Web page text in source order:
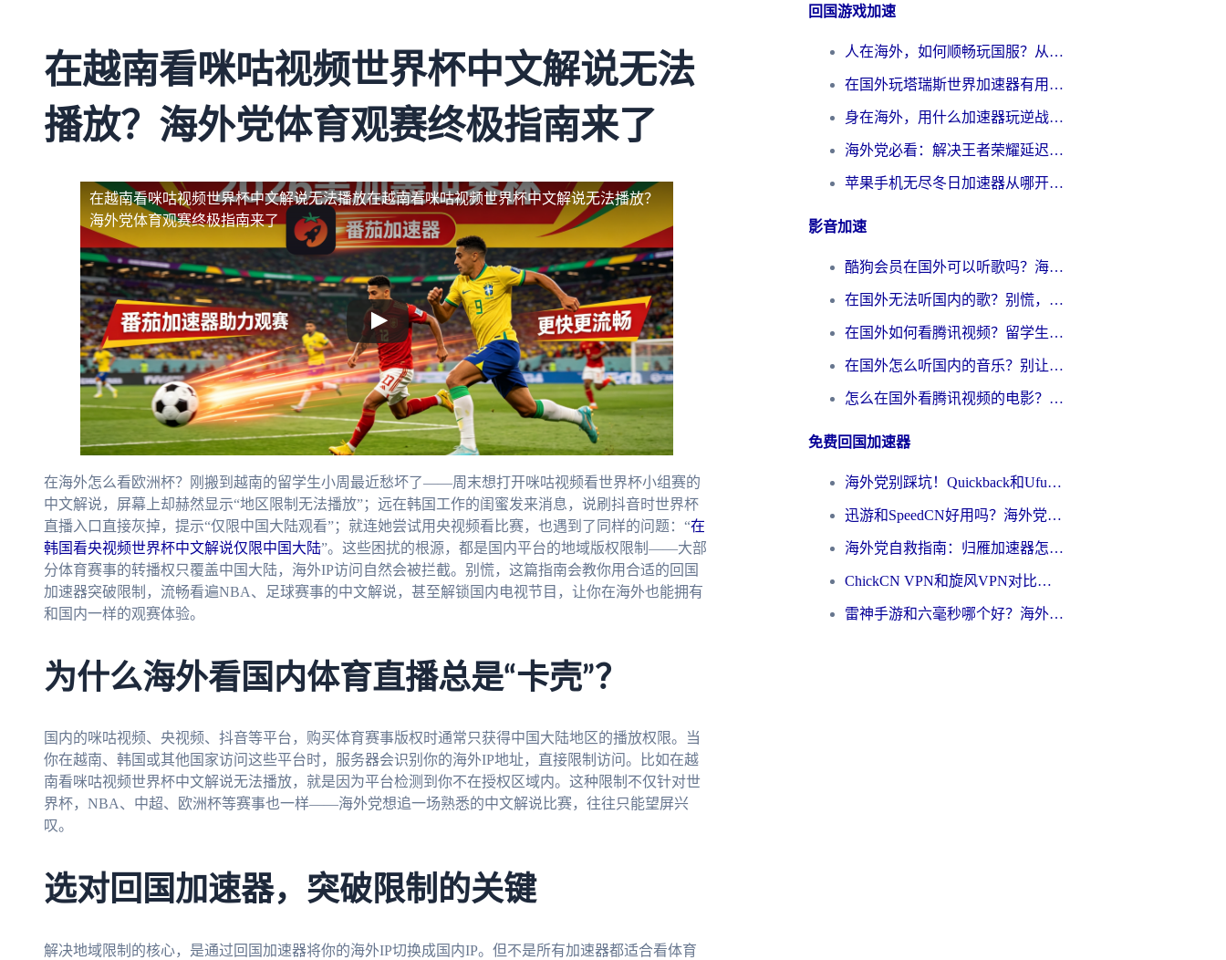
在越南看咪咕视频世界杯中文解说无法
播放？海外党体育观赛终极指南来了
在越南看咪咕视频世界杯中文解说无法播放在越南看咪咕视频世界杯中文解说无法播放？
海外党体育观赛终极指南来了
在海外怎么看欧洲杯？刚搬到越南的留学生小周最近愁坏了——周末想打开咪咕视频看世界杯小组赛的
中文解说，屏幕上却赫然显示“地区限制无法播放”；远在韩国工作的闺蜜发来消息，说刷抖音时世界杯
直播入口直接灰掉，提示“仅限中国大陆观看”；就连她尝试用央视频看比赛，也遇到了同样的问题：“在
韩国看央视频世界杯中文解说仅限中国大陆”。这些困扰的根源，都是国内平台的地域版权限制——大部
分体育赛事的转播权只覆盖中国大陆，海外IP访问自然会被拦截。别慌，这篇指南会教你用合适的回国
加速器突破限制，流畅看遍NBA、足球赛事的中文解说，甚至解锁国内电视节目，让你在海外也能拥有
和国内一样的观赛体验。
为什么海外看国内体育直播总是“卡壳”？
国内的咪咕视频、央视频、抖音等平台，购买体育赛事版权时通常只获得中国大陆地区的播放权限。当
你在越南、韩国或其他国家访问这些平台时，服务器会识别你的海外IP地址，直接限制访问。比如在越
南看咪咕视频世界杯中文解说无法播放，就是因为平台检测到你不在授权区域内。这种限制不仅针对世
界杯，NBA、中超、欧洲杯等赛事也一样——海外党想追一场熟悉的中文解说比赛，往往只能望屏兴
叹。
选对回国加速器，突破限制的关键
解决地域限制的核心，是通过回国加速器将你的海外IP切换成国内IP。但不是所有加速器都适合看体育
回国游戏加速
人在海外，如何顺畅玩国服？从《王者荣耀》到《云图计划》的加速器终极指南
在国外玩塔瑞斯世界加速器有用吗？海外玩家亲测后的真实答案
身在海外，用什么加速器玩逆战才能告别延迟？
海外党必看：解决王者荣耀延迟的加速器终极指南——从EVE到猫和老鼠，一个工具全搞定
苹果手机无尽冬日加速器从哪开启？海外玩家的冬日生存指南
影音加速
酷狗会员在国外可以听歌吗？海外党亲测有效：3步解决音乐权限难题
在国外无法听国内的歌？别慌，这样操作就能畅听QQ音乐（附亲测加速器推荐）
在国外如何看腾讯视频？留学生亲测有效的回国加速方案
在国外怎么听国内的音乐？别让版权限制断了你的华语歌单
怎么在国外看腾讯视频的电影？海外党亲测有效的回国加速指南
免费回国加速器
海外党别踩坑！Quickback和UfunR好用吗？选对回国加速器才能无缝刷国内资源
迅游和SpeedCN好用吗？海外党如何破解那道看不见的墙
海外党自救指南：归雁加速器怎么样？教你避开坑实现国内资源无缝访问
ChickCN VPN和旋风VPN对比哪个回国效果更好？海外用户的选择困境与出路
雷神手游和六毫秒哪个好？海外党如何真正解锁国内资源